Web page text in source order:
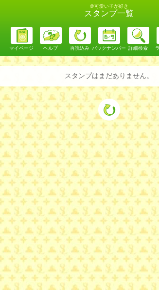
＠可愛い子が好き
スタンプ一覧
マイページ ヘルプ 再読込み バックナンバー 詳細検索
スタンプはまだありません。